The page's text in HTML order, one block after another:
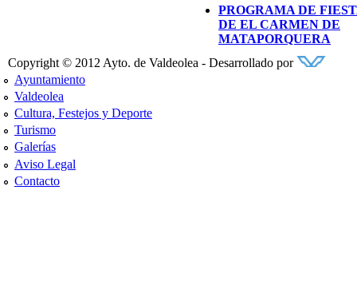
PROGRAMA DE
DE EL CARMEN DE
MATAPORQUERA
Copyright © 2012 Ayto. de Valdeolea - Desarrollado por
Ayuntamiento
Valdeolea
Cultura, Festejos y Deporte
Turismo
Galerías
Aviso Legal
Contacto